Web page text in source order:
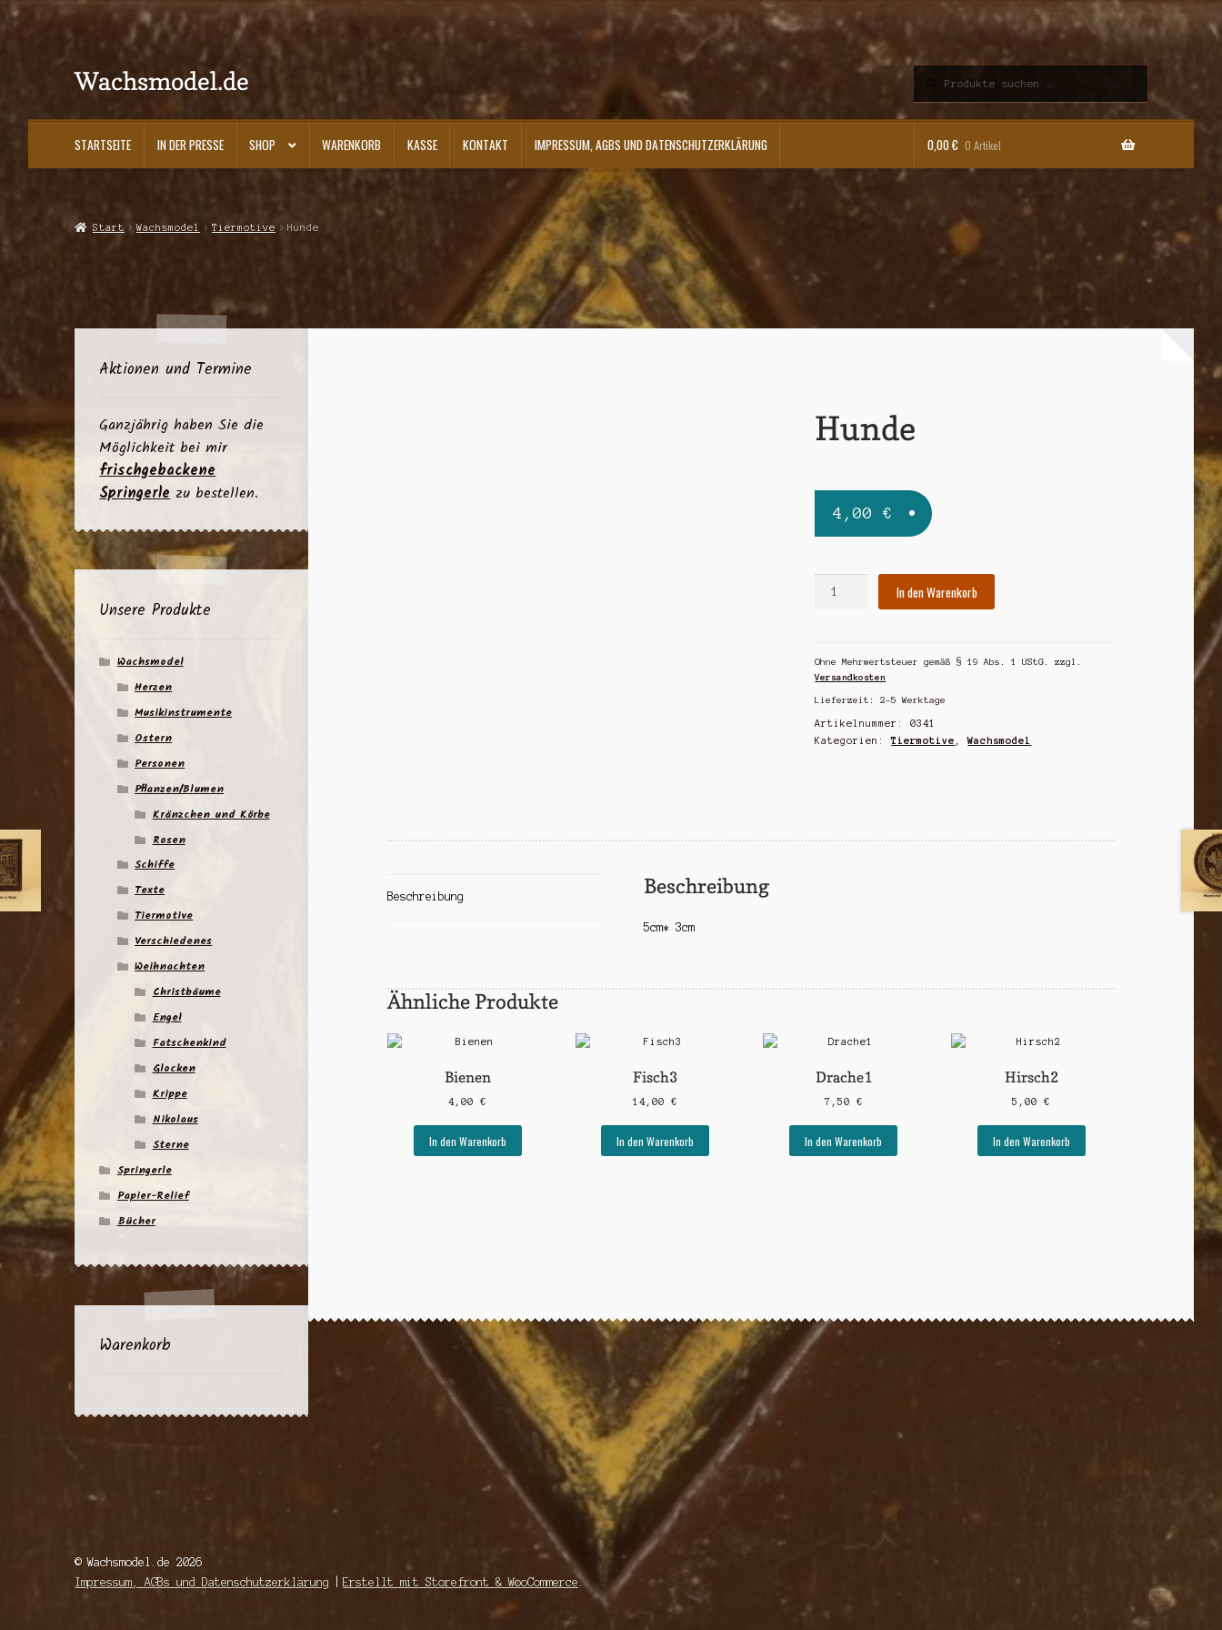
Zur
Navigation
Zum
Inhalt
Wachsmodel.de
nach:
STARTSEITE IN DER PRESSE SHOP WARENKORB KASSE KONTAKT IMPRESSUM, AGBS UND DATENSCHUTZERKLÄRUNG
Versandarten WarenkorbWiderrufsbelehrung
0,00€ 0 Artikel
Start Wachsmodel Tiermotive Hunde
Hunde
4,00 €
In den Warenkorb
Ohne Mehrwertsteuer gemäß § 19 Abs. 1 UStG.
zzgl.
Versandkosten
Lieferzeit:2-5 Werktage
Artikelnummer:0341
Kategorien:Tiermotive ,Wachsmodel
Beschreibung Beschreibung
5cm* 3cm
Ähnliche Produkte
Bienen
4,00€
In den Warenkorb
Fisch3
14,00€
In den Warenkorb
Drache1
7,50 €
In den Warenkorb
Hirsch2
5,00€
In den Warenkorb
Aktionen und Termine
Ganzjährig haben Sie die
Möglichkeit bei mir
frischgebackene
Springerlezu bestellen.
Unsere Produkte
Wachsmodel
Herzen
Musikinstrumente
Ostern
Personen
Pflanzen/Blumen
Kränzchen und Körbe
Rosen
Schiffe
Texte
Tiermotive
Verschiedenes
Weihnachten
Christbäume
Engel
Fatschenkind
Glocken
Krippe
Nikolaus
Sterne
Springerle
Papier-Relief
Bücher
Warenkorb
© Wachsmodel.de 2026
Impressum, AGBs und Datenschutzerklärung
Erstellt mit Storefront & WooCommerce.